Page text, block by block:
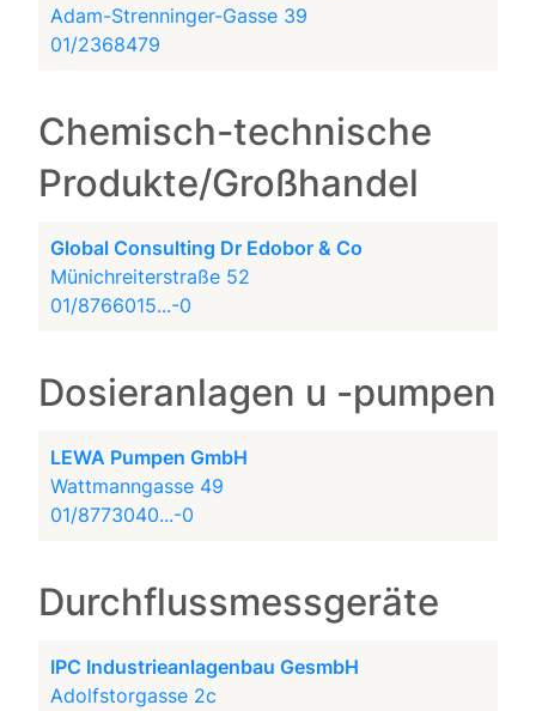
Adam-Strenninger-Gasse 39
01/2368479
Chemisch-technische
Produkte/Großhandel
Global Consulting Dr Edobor & Co
Münichreiterstraße 52
01/8766015...-0
Dosieranlagen u -pumpen
LEWA Pumpen GmbH
Wattmanngasse 49
01/8773040...-0
Durchflussmessgeräte
IPC Industrieanlagenbau GesmbH
Adolfstorgasse 2c